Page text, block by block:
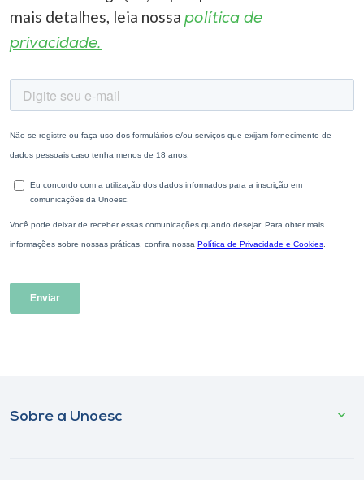
mais detalhes, leia nossa política de
privacidade.
Sobre a Unoesc